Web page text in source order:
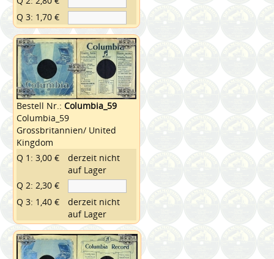
Q 3: 1,70 €
Bestell Nr.:Columbia_59
Columbia_59
Grossbritannien/ United
Kingdom
Q 1: 3,00 €
derzeit nicht
auf Lager
Q 2: 2,30 €
Q 3: 1,40 €
derzeit nicht
auf Lager